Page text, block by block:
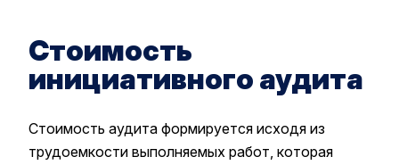
Стоимость
инициативного аудита
Стоимость аудита формируется исходя из
трудоемкости выполняемых работ, которая